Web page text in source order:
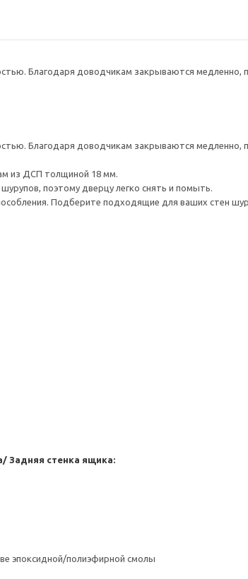
Благодаря доводчикам закрываются медленно,
Благодаря доводчикам закрываются медленно,
из ДСП толщиной 18 мм.
поэтому дверцу легко снять и помыть.
Подберите подходящие для ваших стен
Задняя стенка ящика:
эпоксидной/полиэфирной смолы